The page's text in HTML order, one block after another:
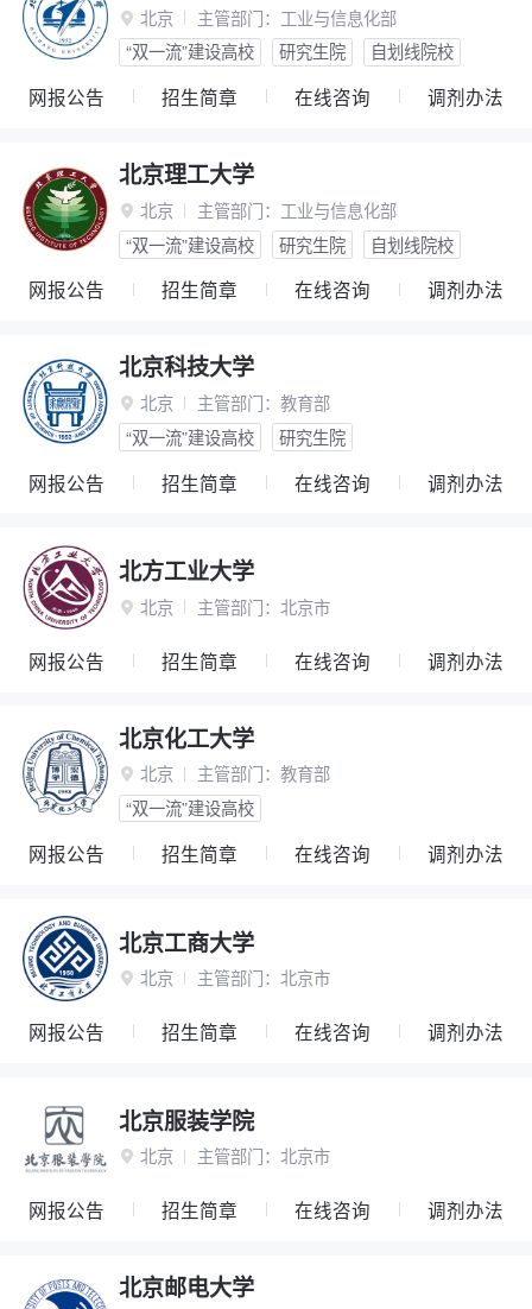
 北京 主管部门： 工业与信息化部
“双一流”建设高校
研究生院 自划线院校
网报公告 招生简章 在线咨询 调剂办法
北京理工大学
 北京 主管部门： 工业与信息化部
“双一流”建设高校
研究生院 自划线院校
网报公告 招生简章 在线咨询 调剂办法
北京科技大学
 北京 主管部门： 教育部
“双一流”建设高校
研究生院
网报公告 招生简章 在线咨询 调剂办法
北方工业大学
 北京 主管部门： 北京市
网报公告 招生简章 在线咨询 调剂办法
北京化工大学
 北京 主管部门： 教育部
“双一流”建设高校
网报公告 招生简章 在线咨询 调剂办法
北京工商大学
 北京 主管部门： 北京市
网报公告 招生简章 在线咨询 调剂办法
北京服装学院
 北京 主管部门： 北京市
网报公告 招生简章 在线咨询 调剂办法
北京邮电大学